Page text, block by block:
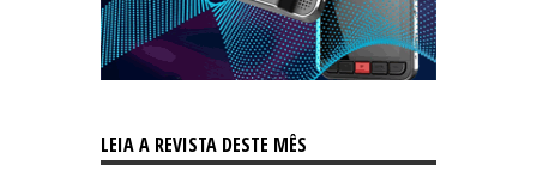
LEIA A REVISTA DESTE MÊS